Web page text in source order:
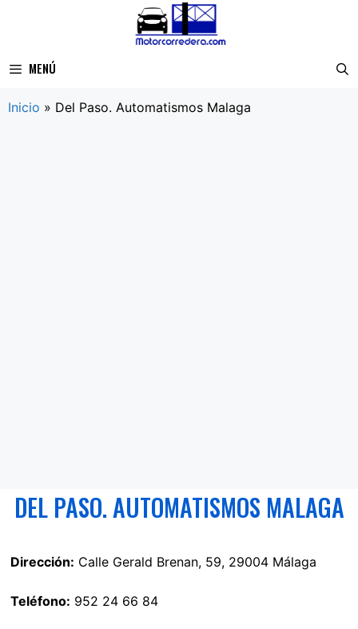
MENÚ
Inicio » Del Paso. Automatismos Malaga
DEL PASO. AUTOMATISMOS MALAGA
Dirección: Calle Gerald Brenan, 59, 29004 Málaga
Teléfono: 952 24 66 84